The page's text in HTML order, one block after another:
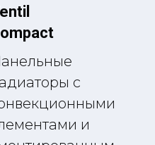
с
и